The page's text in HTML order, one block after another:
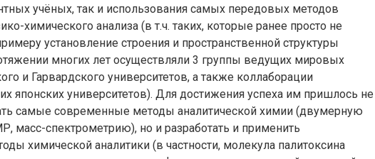
учёных, так и использования самых передовых методов
химического анализа (в т.ч. таких, которые ранее просто не
установление строения и пространственной структуры
многих лет осуществляли 3 группы ведущих мировых
и Гарвардского университетов, а также коллаборации
японских университетов). Для достижения успеха им пришлось не
самые современные методы аналитической химии (двумерную
масс-спектрометрию), но и разработать и применить
химической аналитики (в частности, молекула палитоксина